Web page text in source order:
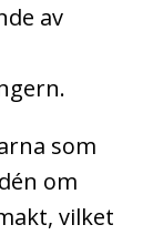
av
som
om
vilket